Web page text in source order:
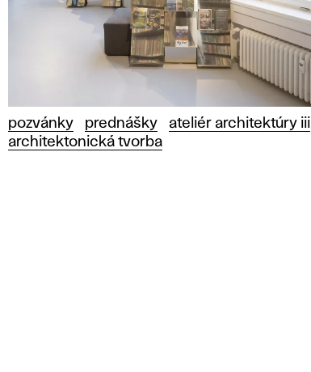
pozvánky prednášky
ateliér architektúry iii
architektonická tvorba